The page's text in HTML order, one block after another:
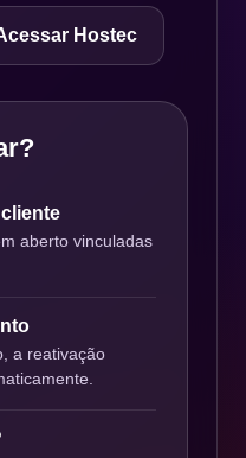
Hostec
aberto vinculadas
a reativação